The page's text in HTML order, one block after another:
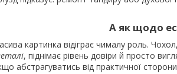
А як щодо
картинка відіграє чималу роль.
, піднімає рівень довіри й просто
абстрагуватись від практичної